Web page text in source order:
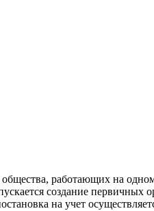
работающих на
создание первичных
на учет